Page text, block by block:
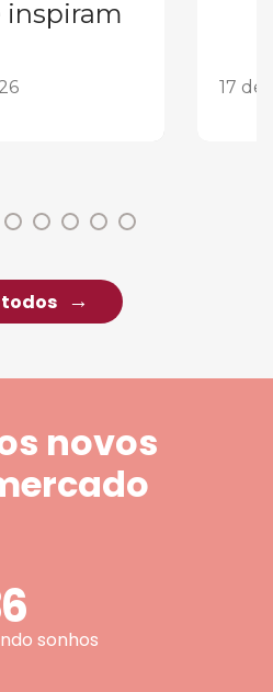
inspiram
17 de
todos
novos
sonhos